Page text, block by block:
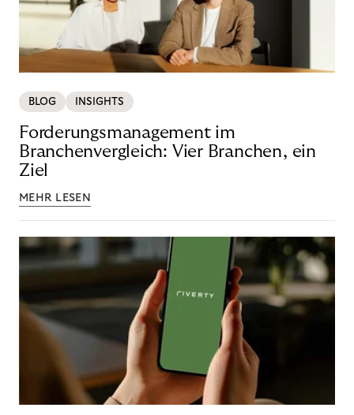
BLOG INSIGHTS
Forderungsmanagement im
Branchenvergleich: Vier Branchen, ein
Ziel
MEHR LESEN